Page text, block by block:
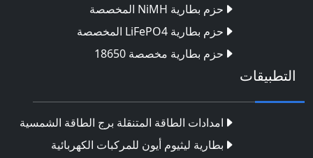
حزم بطارية NiMH المخصصة
حزم بطارية LiFePO4 المخصصة
حزم بطارية مخصصة 18650
التطبيقات
امدادات الطاقة المتنقلة برج الطاقة الشمسية
بطارية ليثيوم أيون للمركبات الكهربائية